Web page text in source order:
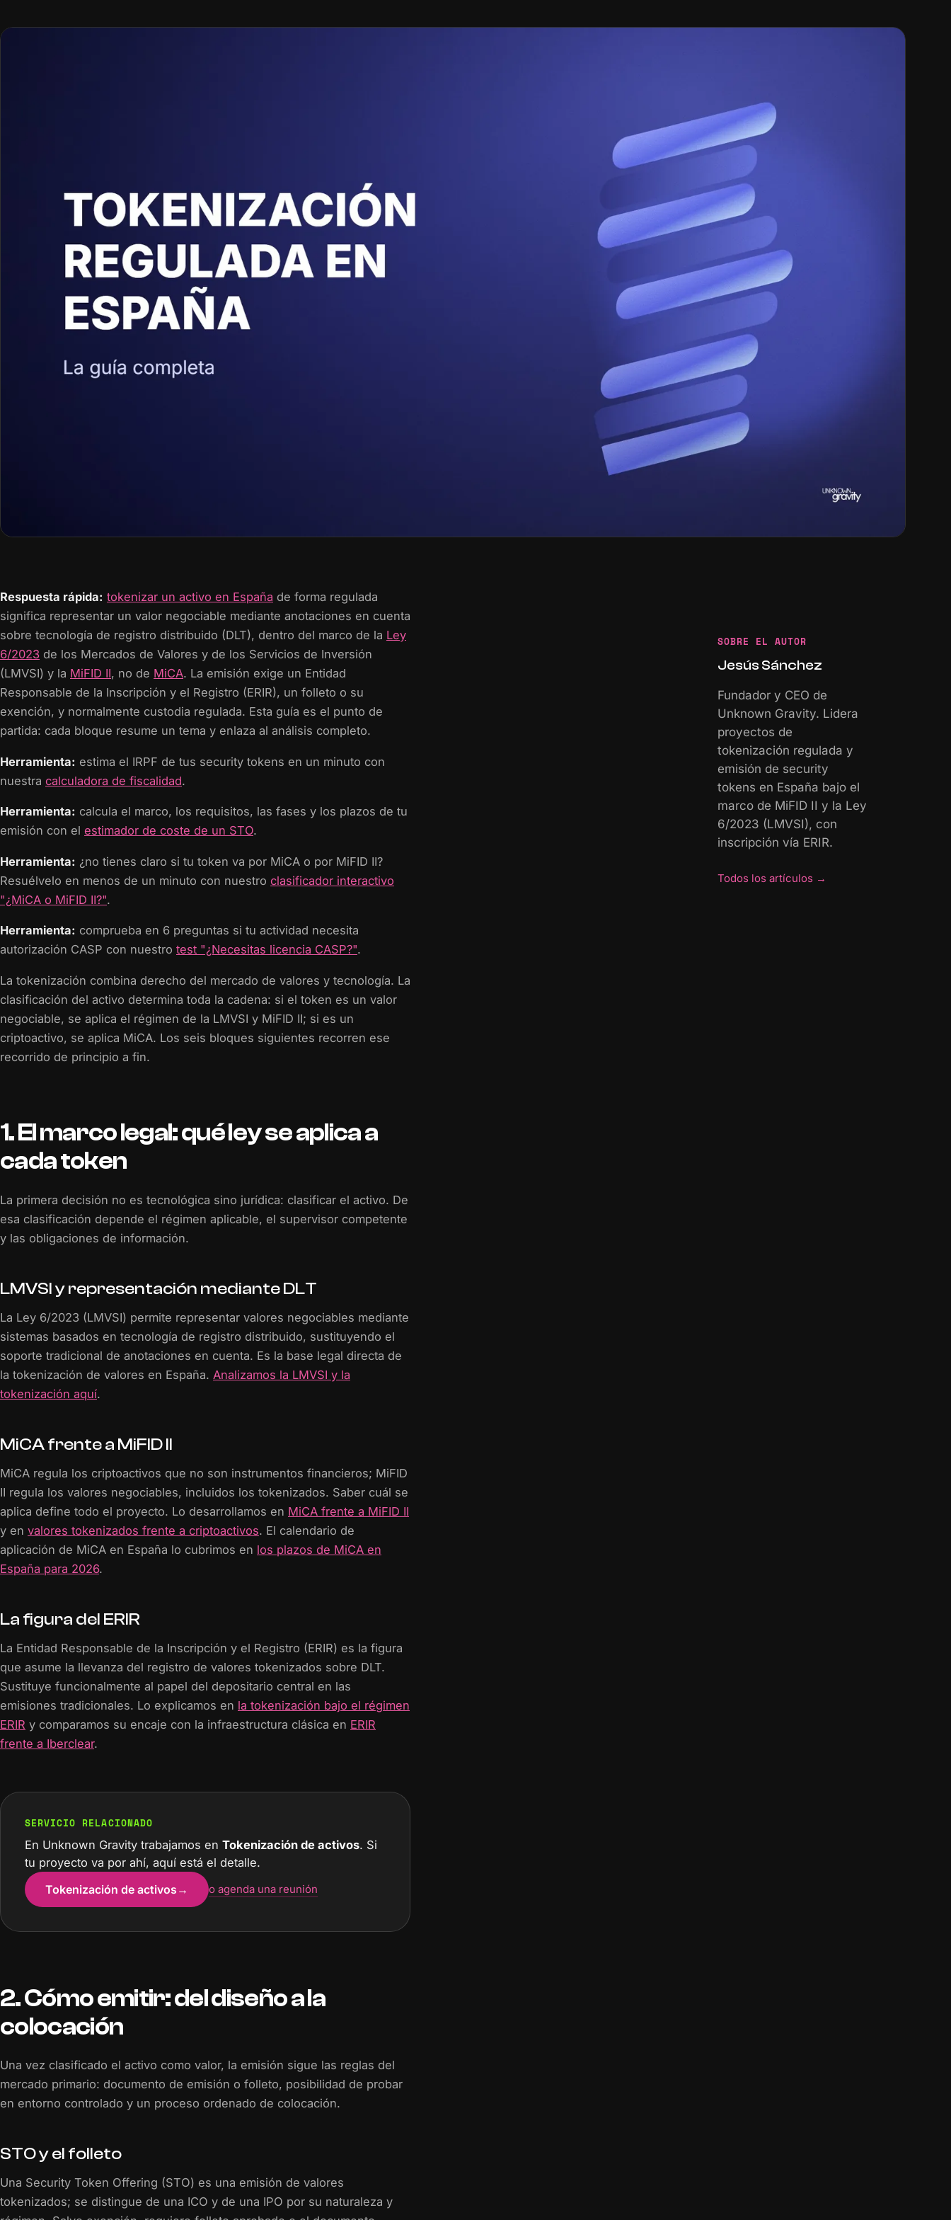
Respuesta rápida: tokenizar un activo en España de forma regulada
significa representar un valor negociable mediante anotaciones en cuenta
sobre tecnología de registro distribuido (DLT), dentro del marco de la Ley
6/2023 de los Mercados de Valores y de los Servicios de Inversión
(LMVSI) y la MiFID II, no de MiCA. La emisión exige un Entidad
Responsable de la Inscripción y el Registro (ERIR), un folleto o su
exención, y normalmente custodia regulada. Esta guía es el punto de
partida: cada bloque resume un tema y enlaza al análisis completo.
Herramienta: estima el IRPF de tus security tokens en un minuto con
nuestra calculadora de fiscalidad.
Herramienta: calcula el marco, los requisitos, las fases y los plazos de tu
emisión con el estimador de coste de un STO.
Herramienta: ¿no tienes claro si tu token va por MiCA o por MiFID II?
Resuélvelo en menos de un minuto con nuestro clasificador interactivo
"¿MiCA o MiFID II?".
Herramienta: comprueba en 6 preguntas si tu actividad necesita
autorización CASP con nuestro test "¿Necesitas licencia CASP?".
La tokenización combina derecho del mercado de valores y tecnología. La
clasificación del activo determina toda la cadena: si el token es un valor
negociable, se aplica el régimen de la LMVSI y MiFID II; si es un
criptoactivo, se aplica MiCA. Los seis bloques siguientes recorren ese
recorrido de principio a fin.
1. El marco legal: qué ley se aplica a
cada token
La primera decisión no es tecnológica sino jurídica: clasificar el activo. De
esa clasificación depende el régimen aplicable, el supervisor competente
y las obligaciones de información.
LMVSI y representación mediante DLT
La Ley 6/2023 (LMVSI) permite representar valores negociables mediante
sistemas basados en tecnología de registro distribuido, sustituyendo el
soporte tradicional de anotaciones en cuenta. Es la base legal directa de
la tokenización de valores en España. Analizamos la LMVSI y la
tokenización aquí.
MiCA frente a MiFID II
MiCA regula los criptoactivos que no son instrumentos financieros; MiFID
II regula los valores negociables, incluidos los tokenizados. Saber cuál se
aplica define todo el proyecto. Lo desarrollamos en MiCA frente a MiFID II
y en valores tokenizados frente a criptoactivos. El calendario de
aplicación de MiCA en España lo cubrimos en los plazos de MiCA en
España para 2026.
La figura del ERIR
La Entidad Responsable de la Inscripción y el Registro (ERIR) es la figura
que asume la llevanza del registro de valores tokenizados sobre DLT.
Sustituye funcionalmente al papel del depositario central en las
emisiones tradicionales. Lo explicamos en la tokenización bajo el régimen
ERIR y comparamos su encaje con la infraestructura clásica en ERIR
frente a Iberclear.
SERVICIO RELACIONADO
En Unknown Gravity trabajamos en Tokenización de activos. Si
tu proyecto va por ahí, aquí está el detalle.
Tokenización de activos → o agenda una reunión
2. Cómo emitir: del diseño a la
colocación
Una vez clasificado el activo como valor, la emisión sigue las reglas del
mercado primario: documento de emisión o folleto, posibilidad de probar
en entorno controlado y un proceso ordenado de colocación.
STO y el folleto
Una Security Token Offering (STO) es una emisión de valores
tokenizados; se distingue de una ICO y de una IPO por su naturaleza y
SOBRE EL AUTOR
Jesús Sánchez
Fundador y CEO de
Unknown Gravity. Lidera
proyectos de
tokenización regulada y
emisión de security
tokens en España bajo el
marco de MiFID II y la Ley
6/2023 (LMVSI), con
inscripción vía ERIR.
Todos los artículos →